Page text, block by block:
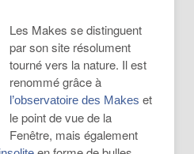
Les Makes se distinguent
par son site résolument
tourné vers la nature. Il est
renommé grâce à
l’observatoire des Makes et
le point de vue de la
Fenêtre, mais également